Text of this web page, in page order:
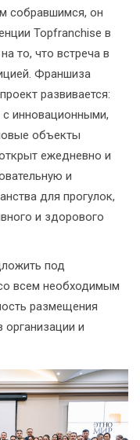
собравшимся, он
Topfranchise в
то, что встреча в
Франшиза
развивается:
с инновационными,
объекты
ежедневно и
и
для прогулок,
и здорового
под
всем необходимым
размещения
организации и